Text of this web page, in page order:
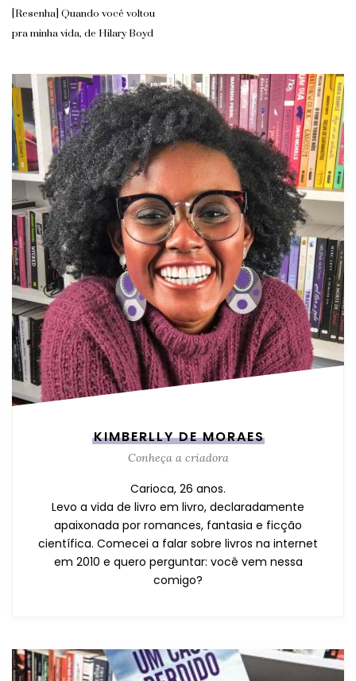
[Resenha] Quando você voltou
pra minha vida, de Hilary Boyd
KIMBERLLY DE MORAES
Conheça a criadora
Carioca, 26 anos.
Levo a vida de livro em livro, declaradamente
apaixonada por romances, fantasia e ficção
científica. Comecei a falar sobre livros na internet
em 2010 e quero perguntar: você vem nessa
comigo?